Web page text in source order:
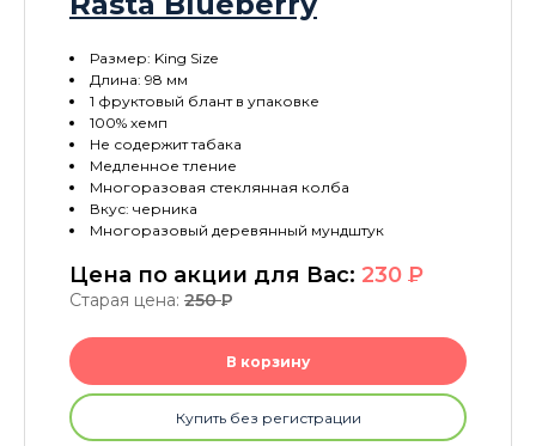
Размер: King Size
Длина: 98 мм
1 фруктовый блант в упаковке
100% хемп
Не содержит табака
Медленное тление
Многоразовая стеклянная колба
Вкус: черника
Многоразовый деревянный мундштук
Цена по акции для Вас: 230 P
Старая цена: 250P
В корзину
Купить без регистрации